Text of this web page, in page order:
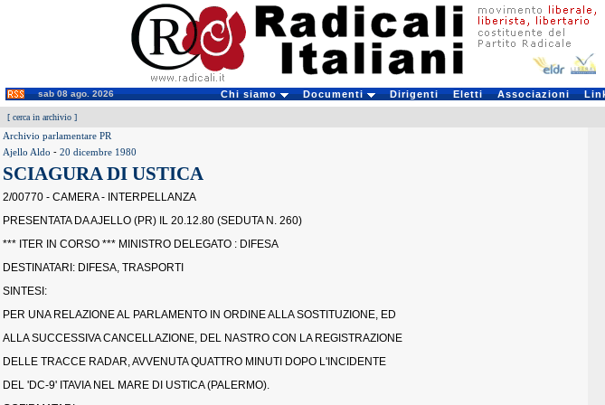
sab 08 ago. 2026 Chi siamo Documenti Dirigenti Eletti Associazioni
[ cerca in archivio ]
Archivio parlamentare PR
Ajello Aldo - 20 dicembre 1980
SCIAGURA DI USTICA
2/00770 - CAMERA - INTERPELLANZA
PRESENTATA DA AJELLO (PR) IL 20.12.80 (SEDUTA N. 260)
*** ITER IN CORSO *** MINISTRO DELEGATO : DIFESA
DESTINATARI: DIFESA, TRASPORTI
SINTESI:
PER UNA RELAZIONE AL PARLAMENTO IN ORDINE ALLA SOSTITUZIONE, ED
ALLA SUCCESSIVA CANCELLAZIONE, DEL NASTRO CON LA REGISTRAZIONE
DELLE TRACCE RADAR, AVVENUTA QUATTRO MINUTI DOPO L'INCIDENTE
DEL 'DC-9' ITAVIA NEL MARE DI USTICA (PALERMO).